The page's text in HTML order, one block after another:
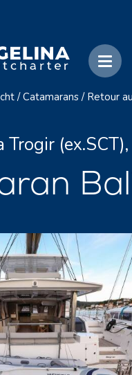
/ Catamarans / Retour
Trogir